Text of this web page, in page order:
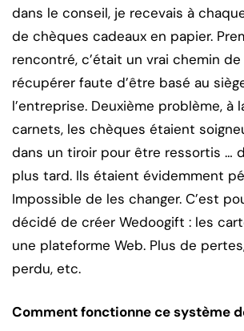
dans le conseil, je recevais à
de chèques cadeaux en papier.
rencontré, c’était un vrai chemin
récupérer faute d’être basé au
l’entreprise. Deuxième problème, à
carnets, les chèques étaient
dans un tiroir pour être ressortis …
plus tard. Ils étaient évidemment
Impossible de les changer. C’est
décidé de créer Wedoogift : les
une plateforme Web. Plus de
perdu, etc.
Comment fonctionne ce système